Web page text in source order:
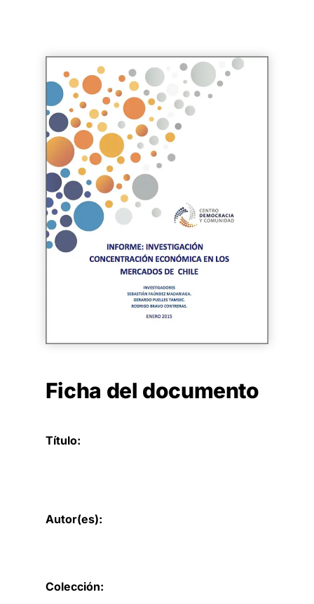
Ficha del documento
Título:
Autor(es):
Colección: